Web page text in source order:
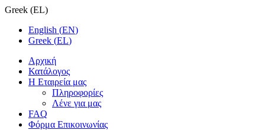
Greek (EL)
English (EN)
Greek (EL)
Αρχική
Κατάλογος
Η Εταιρεία μας
Πληροφορίες
Λένε για μας
FAQ
Φόρμα Επικοινωνίας